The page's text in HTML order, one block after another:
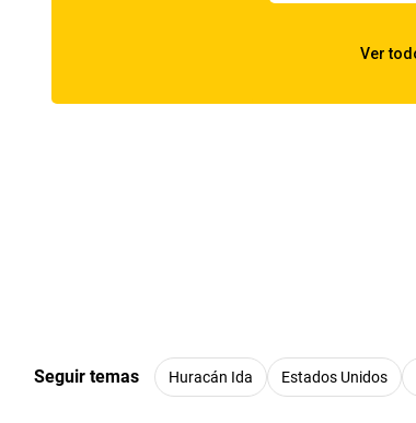
Seguir temas Huracán Ida Estados Unidos